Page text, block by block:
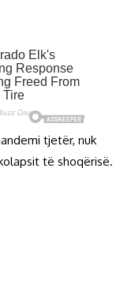
tjetër, nuk
të shoqërisë.